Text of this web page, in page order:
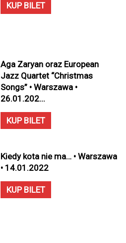
KUP BILET
Aga Zaryan oraz European
Jazz Quartet “Christmas
Songs” • Warszawa •
26.01.202...
KUP BILET
Kiedy kota nie ma… • Warszawa
• 14.01.2022
KUP BILET